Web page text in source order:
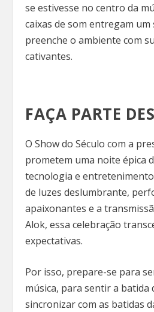
se estivesse no centro da
caixas de som entregam
preenche o ambiente com
cativantes.
FAÇA PARTE
O Show do Século com a
prometem uma noite épica
tecnologia e
de luzes deslumbrante,
apaixonantes e a
Alok, essa celebração
expectativas.
Por isso, prepare-se para
música, para sentir a batida
sincronizar com as batidas